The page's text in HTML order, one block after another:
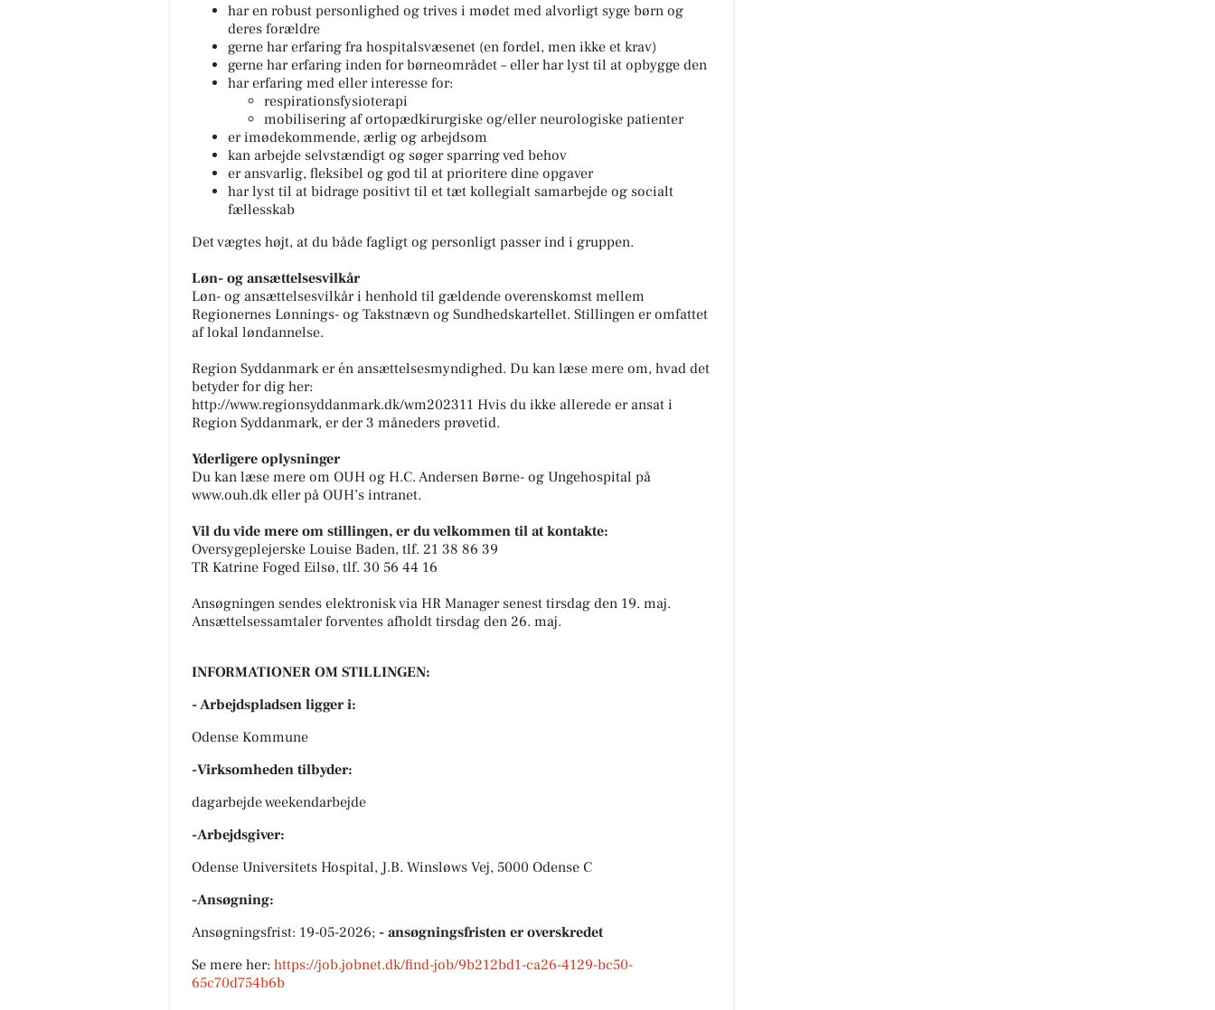
har en robust personlighed og trives i mødet med alvorligt syge børn og
deres forældre
gerne har erfaring fra hospitalsvæsenet (en fordel, men ikke et krav)
gerne har erfaring inden for børneområdet – eller har lyst til at opbygge den
har erfaring med eller interesse for:
respirationsfysioterapi
mobilisering af ortopædkirurgiske og/eller neurologiske patienter
er imødekommende, ærlig og arbejdsom
kan arbejde selvstændigt og søger sparring ved behov
er ansvarlig, fleksibel og god til at prioritere dine opgaver
har lyst til at bidrage positivt til et tæt kollegialt samarbejde og socialt
fællesskab
Det vægtes højt, at du både fagligt og personligt passer ind i gruppen.
Løn- og ansættelsesvilkår
Løn- og ansættelsesvilkår i henhold til gældende overenskomst mellem
Regionernes Lønnings- og Takstnævn og Sundhedskartellet. Stillingen er omfattet
af lokal løndannelse.
Region Syddanmark er én ansættelsesmyndighed. Du kan læse mere om, hvad det
betyder for dig her:
http://www.regionsyddanmark.dk/wm202311 Hvis du ikke allerede er ansat i
Region Syddanmark, er der 3 måneders prøvetid.
Yderligere oplysninger
Du kan læse mere om OUH og H.C. Andersen Børne- og Ungehospital på
www.ouh.dk eller på OUH’s intranet.
Vil du vide mere om stillingen, er du velkommen til at kontakte:
Oversygeplejerske Louise Baden, tlf. 21 38 86 39
TR Katrine Foged Eilsø, tlf. 30 56 44 16
Ansøgningen sendes elektronisk via HR Manager senest tirsdag den 19. maj.
Ansættelsessamtaler forventes afholdt tirsdag den 26. maj.
INFORMATIONER OM STILLINGEN:
- Arbejdspladsen ligger i:
Odense Kommune
-Virksomheden tilbyder:
dagarbejde weekendarbejde
-Arbejdsgiver:
Odense Universitets Hospital, J.B. Winsløws Vej, 5000 Odense C
-Ansøgning:
Ansøgningsfrist: 19-05-2026; - ansøgningsfristen er overskredet
Se mere her: https://job.jobnet.dk/find-job/9b212bd1-ca26-4129-bc50-
65c70d754b6b